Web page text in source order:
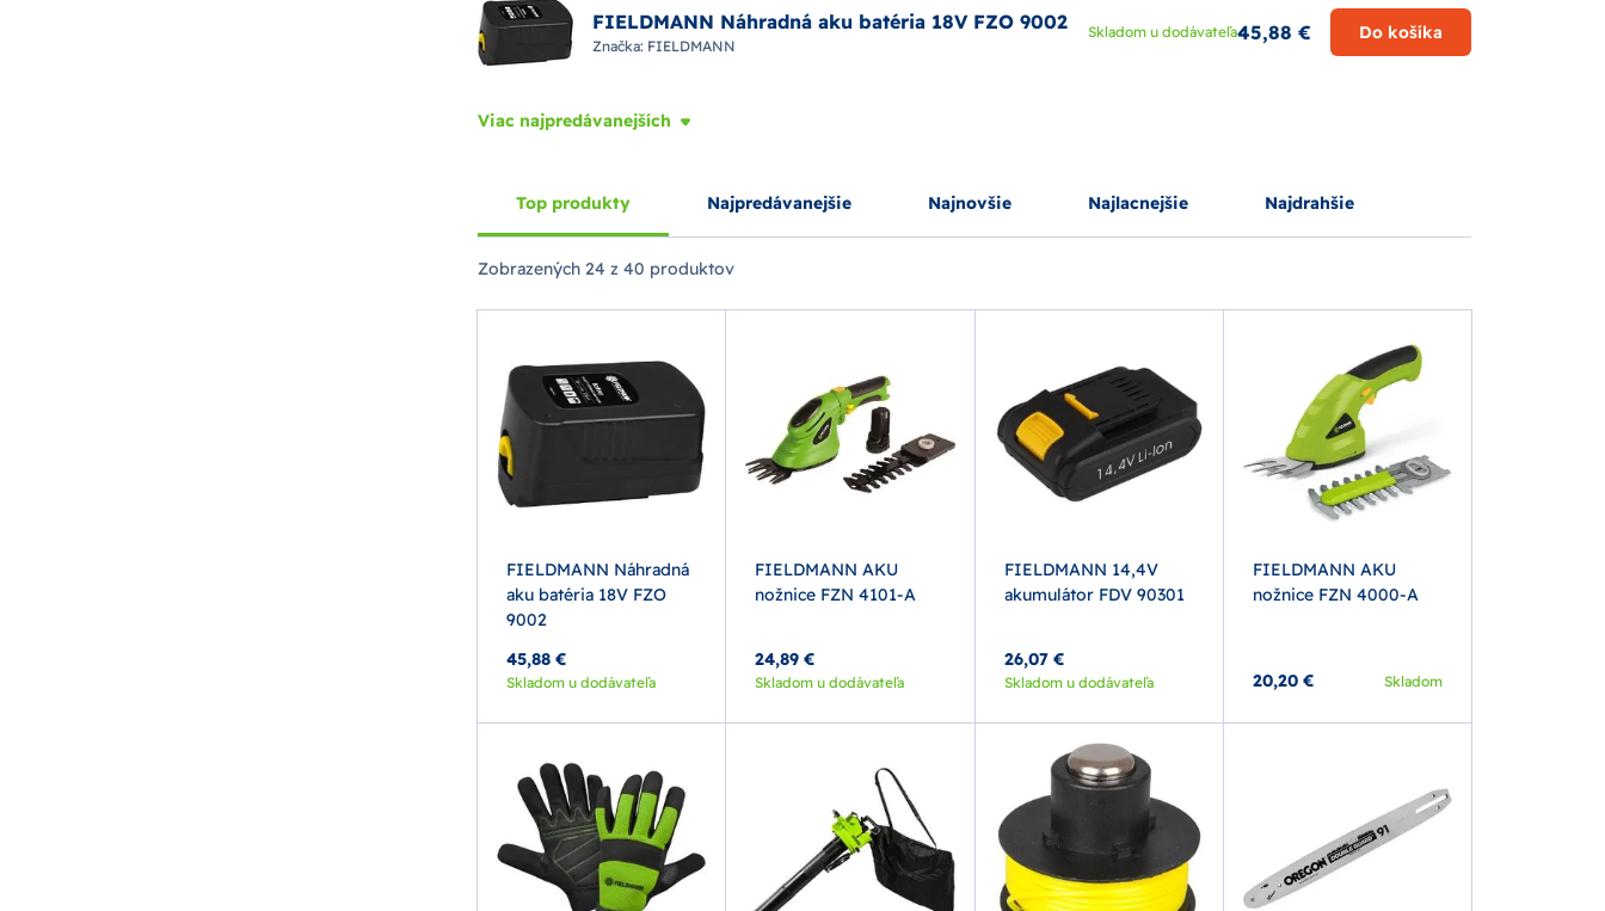
FIELDMANN Náhradná aku batéria 18V FZO 9002
Značka: FIELDMANN
Skladom u dodávateľa45,88 € Do košíka
Viac najpredávanejších
Top produkty Najpredávanejšie Najnovšie Najlacnejšie Najdrahšie
Zobrazených 24 z 40 produktov
FIELDMANN Náhradná
aku batéria 18V FZO
9002
45,88 €
Skladom u dodávateľa
FIELDMANN AKU
nožnice FZN 4101-A
24,89 €
Skladom u dodávateľa
FIELDMANN 14,4V
akumulátor FDV 90301
26,07 €
Skladom u dodávateľa
FIELDMANN AKU
nožnice FZN 4000-A
20,20 € Skladom